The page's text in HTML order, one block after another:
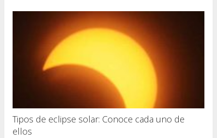
Tipos de eclipse solar: Conoce cada uno de
ellos